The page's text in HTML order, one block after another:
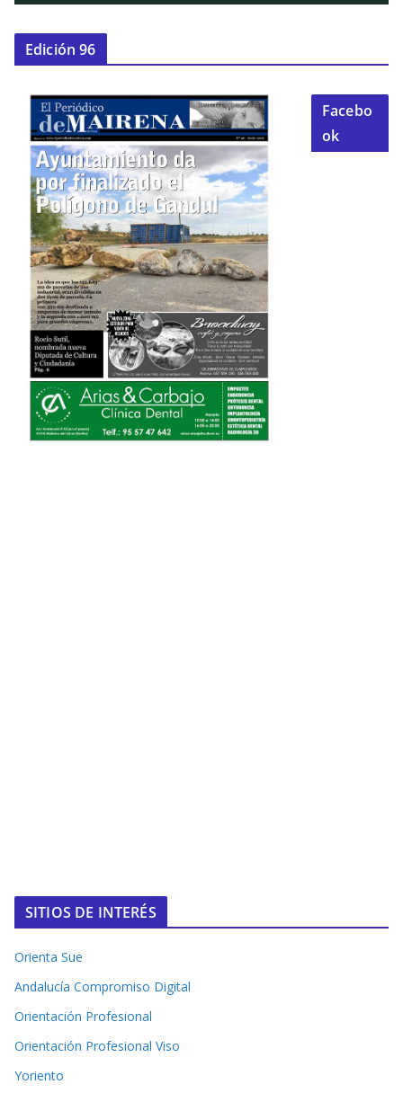
Edición 96
Facebo
ok
SITIOS DE INTERÉS
Orienta Sue
Andalucía Compromiso Digital
Orientación Profesional
Orientación Profesional Viso
Yoriento